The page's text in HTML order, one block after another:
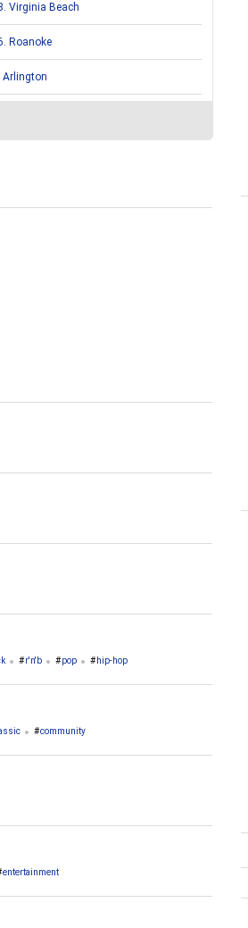
Virginia Beach
Roanoke
Arlington
r'n'b pop hip-hop
community
entertainment